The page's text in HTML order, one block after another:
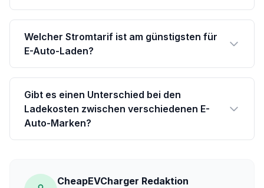
Welcher Stromtarif ist am günstigsten für
E-Auto-Laden?
Gibt es einen Unterschied bei den
Ladekosten zwischen verschiedenen E-
Auto-Marken?
CheapEVCharger Redaktion